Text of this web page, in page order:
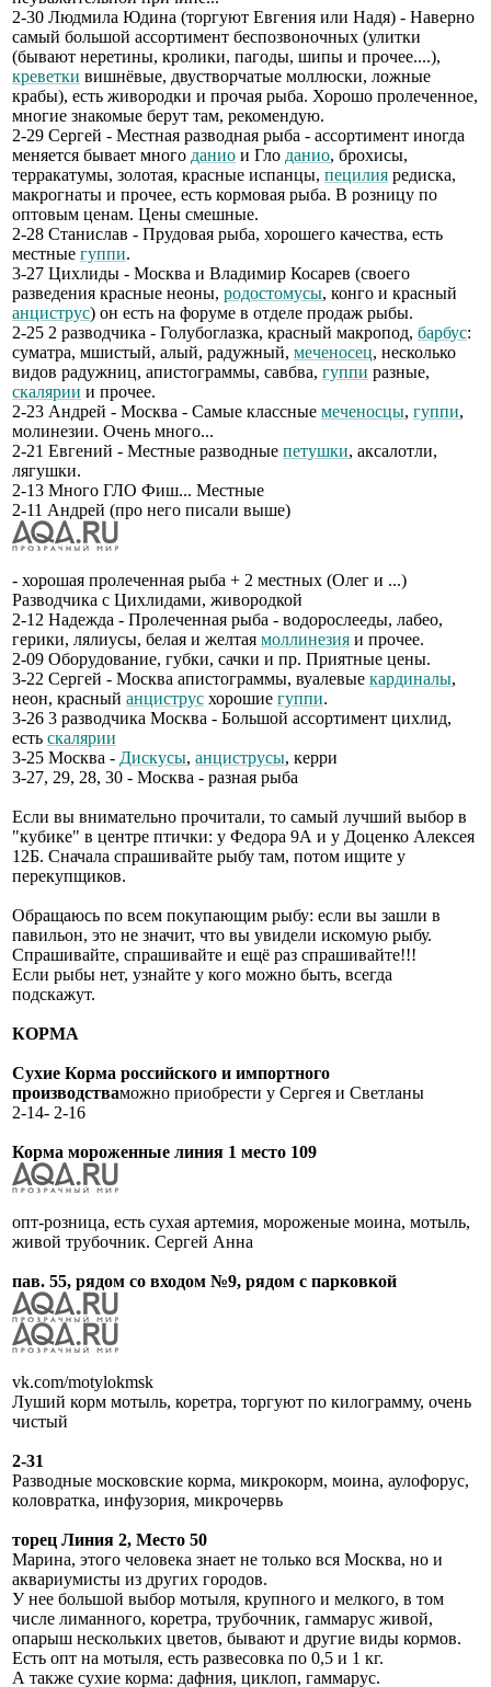
2-30 Людмила Юдина (торгуют Евгения или Надя) - Наверно
самый большой ассортимент беспозвоночных (улитки
(бывают неретины, кролики, пагоды, шипы и прочее....),
креветки вишнёвые, двустворчатые моллюски, ложные
крабы), есть живородки и прочая рыба. Хорошо пролеченное,
многие знакомые берут там, рекомендую.
2-29 Сергей - Местная разводная рыба - ассортимент иногда
меняется бывает много данио и Гло данио, брохисы,
терракатумы, золотая, красные испанцы, пецилия редиска,
макрогнаты и прочее, есть кормовая рыба. В розницу по
оптовым ценам. Цены смешные.
2-28 Станислав - Прудовая рыба, хорошего качества, есть
местные гуппи.
3-27 Цихлиды - Москва и Владимир Косарев (своего
разведения красные неоны, родостомусы, конго и красный
анциструс) он есть на форуме в отделе продаж рыбы.
2-25 2 разводчика - Голубоглазка, красный макропод, барбус:
суматра, мшистый, алый, радужный, меченосец, несколько
видов радужниц, апистограммы, савбва, гуппи разные,
скалярии и прочее.
2-23 Андрей - Москва - Самые классные меченосцы, гуппи,
молинезии. Очень много...
2-21 Евгений - Местные разводные петушки, аксалотли,
лягушки.
2-13 Много ГЛО Фиш... Местные
2-11 Андрей (про него писали выше)
- хорошая пролеченная рыба + 2 местных (Олег и ...)
Разводчика с Цихлидами, живородкой
2-12 Надежда - Пролеченная рыба - водорослееды, лабео,
герики, лялиусы, белая и желтая моллинезия и прочее.
2-09 Оборудование, губки, сачки и пр. Приятные цены.
3-22 Сергей - Москва апистограммы, вуалевые кардиналы,
неон, красный анциструс хорошие гуппи.
3-26 3 разводчика Москва - Большой ассортимент цихлид,
есть скалярии
3-25 Москва - Дискусы, анциструсы, керри
3-27, 29, 28, 30 - Москва - разная рыба
Если вы внимательно прочитали, то самый лучший выбор в
"кубике" в центре птички: у Федора 9А и у Доценко Алексея
12Б. Сначала спрашивайте рыбу там, потом ищите у
перекупщиков.
Обращаюсь по всем покупающим рыбу: если вы зашли в
павильон, это не значит, что вы увидели искомую рыбу.
Спрашивайте, спрашивайте и ещё раз спрашивайте!!!
Если рыбы нет, узнайте у кого можно быть, всегда
подскажут.
КОРМА
Сухие Корма российского и импортного
производстваможно приобрести у Сергея и Светланы
2-14- 2-16
Корма мороженные линия 1 место 109
опт-розница, есть сухая артемия, мороженые моина, мотыль,
живой трубочник. Сергей Анна
пав. 55, рядом со входом №9, рядом с парковкой
vk.com/motylokmsk
Луший корм мотыль, коретра, торгуют по килограмму, очень
чистый
2-31
Разводные московские корма, микрокорм, моина, аулофорус,
коловратка, инфузория, микрочервь
торец Линия 2, Место 50
Марина, этого человека знает не только вся Москва, но и
аквариумисты из других городов.
У нее большой выбор мотыля, крупного и мелкого, в том
числе лиманного, коретра, трубочник, гаммарус живой,
опарыш нескольких цветов, бывают и другие виды кормов.
Есть опт на мотыля, есть развесовка по 0,5 и 1 кг.
А также сухие корма: дафния, циклоп, гаммарус.